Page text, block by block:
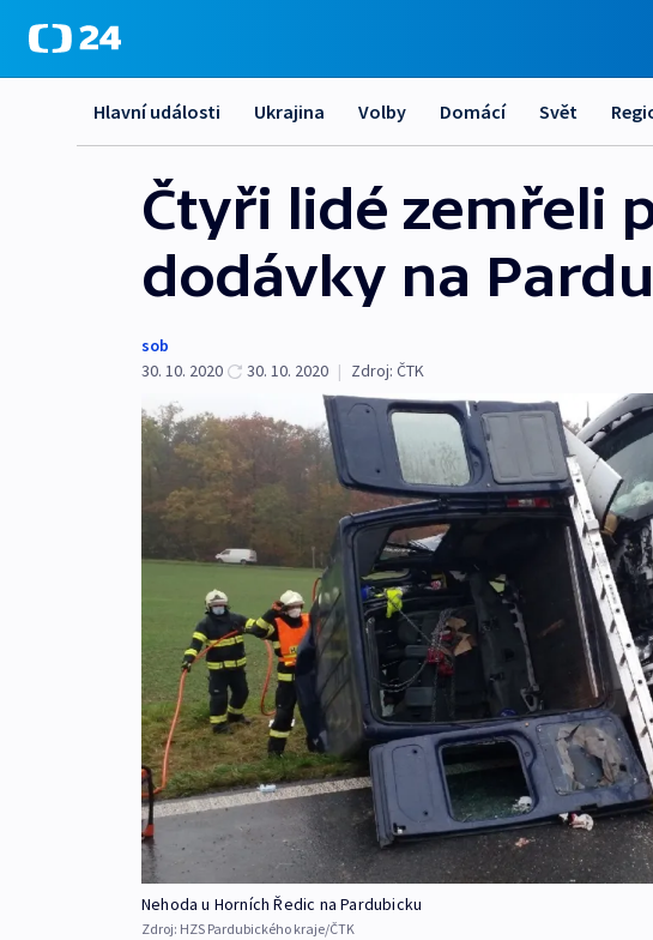
Hlavní události Ukrajina Volby Domácí Svět
Čtyři lidé zemřeli
dodávky na
sob
30. 10. 2020
30. 10. 2020 | Zdroj: ČTK
Nehoda u Horních Ředic na Pardubicku
Zdroj: HZS Pardubického kraje/ČTK